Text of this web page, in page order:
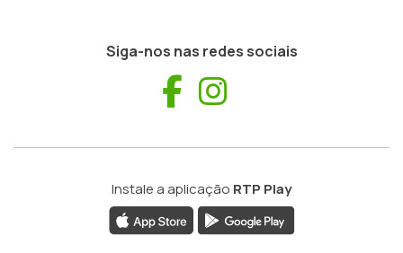
Siga-nos nas redes sociais
Facebook
Instale a aplicação RTP Play